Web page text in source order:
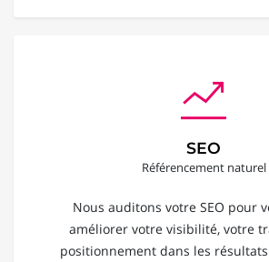
SEO
Référencement naturel
Nous auditons votre SEO pour
améliorer votre visibilité, votre
positionnement dans les